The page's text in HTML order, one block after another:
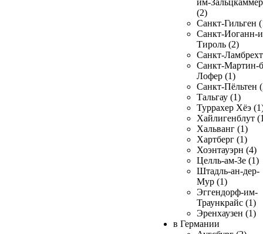
им-
(2)
Санкт-Гильген
Санкт-Иоганн-
Тироль (2)
Санкт-
Санкт-Мартин-
Лофер (1)
Санкт-Пёльтен
Тальгау (1)
Туррахер Хёэ
Хайлигенблут
Хальванг (1)
Хартберг (1)
Хоэнтауэрн (4)
Целль-ам-Зе (1)
Штадль-ан-дер-
Мур (1)
Эггендорф-им-
Траункрайс (1)
Эренхаузен (1)
в Германии